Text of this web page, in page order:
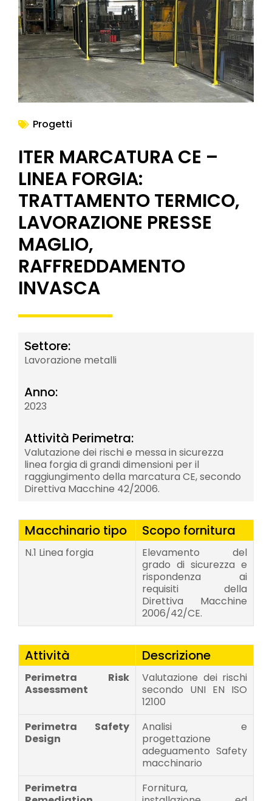
NEWS
Progetti
ITER MARCATURA CE –
LINEA FORGIA:
TRATTAMENTO TERMICO,
LAVORAZIONE PRESSE
MAGLIO,
RAFFREDDAMENTO
INVASCA
Settore:
Lavorazione metalli
Anno:
2023
Attività Perimetra:
Valutazione dei rischi e messa in sicurezza
linea forgia di grandi dimensioni per il
raggiungimento della marcatura CE, secondo
Direttiva Macchine 42/2006.
Macchinario tipo
N.1 Linea forgia
Scopo fornitura
Elevamento del
grado di sicurezza e
rispondenza ai
requisiti della
Direttiva Macchine
2006/42/CE.
Attività Descrizione
Perimetra Risk
Assessment
Valutazione dei rischi
secondo UNI EN ISO
12100
Perimetra Safety
Design
Analisi e
progettazione
adeguamento Safety
macchinario
Perimetra
Fornitura,